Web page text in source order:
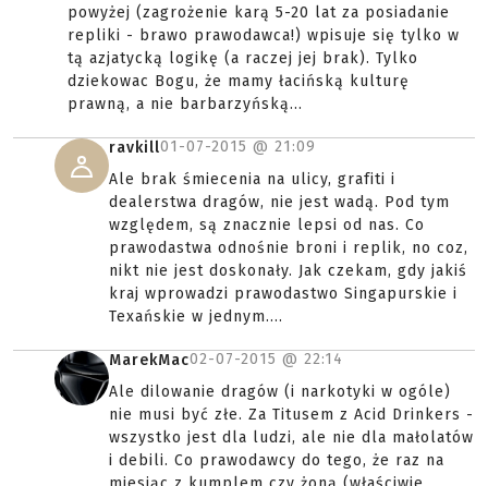
powyżej (zagrożenie karą 5-20 lat za posiadanie
repliki - brawo prawodawca!) wpisuje się tylko w
tą azjatycką logikę (a raczej jej brak). Tylko
dziekowac Bogu, że mamy łacińską kulturę
prawną, a nie barbarzyńską...
ravkill01-07-2015 @ 21:09
Ale brak śmiecenia na ulicy, grafiti i
dealerstwa dragów, nie jest wadą. Pod tym
względem, są znacznie lepsi od nas. Co
prawodastwa odnośnie broni i replik, no coz,
nikt nie jest doskonały. Jak czekam, gdy jakiś
kraj wprowadzi prawodastwo Singapurskie i
Texańskie w jednym....
MarekMac02-07-2015 @ 22:14
Ale dilowanie dragów (i narkotyki w ogóle)
nie musi być złe. Za Titusem z Acid Drinkers -
wszystko jest dla ludzi, ale nie dla małolatów
i debili. Co prawodawcy do tego, że raz na